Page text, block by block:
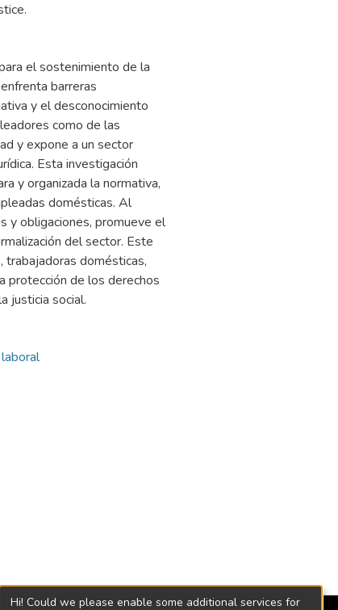
el sostenimiento de la
barreras
y el desconocimiento
como de las
y expone a un sector
Esta investigación
y organizada la normativa,
domésticas. Al
y obligaciones, promueve el
del sector. Este
trabajadoras domésticas,
protección de los derechos
justicia social.
Hi! Could we please enable some additional services for